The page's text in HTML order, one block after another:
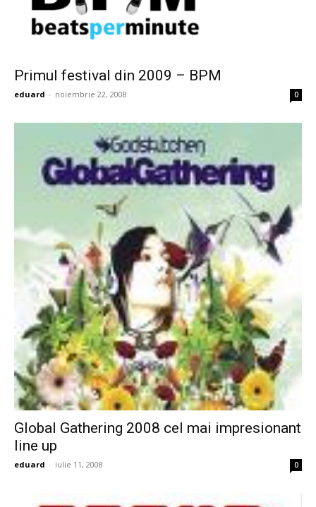
Primul festival din 2009 – BPM
eduard - noiembrie 22, 2008 0
Global Gathering 2008 cel mai impresionant
line up
eduard - iulie 11, 2008 0